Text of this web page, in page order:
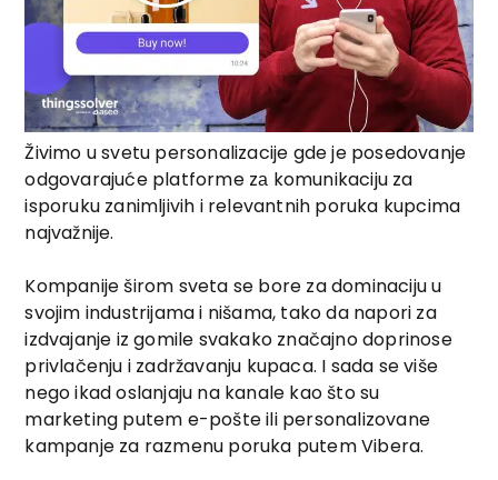
Živimo u svetu personalizacije gde je posedovanje
odgovarajuće platforme zа komunikaciju za
isporuku zanimljivih i relevantnih poruka kupcima
najvažnije.
Kompanije širom sveta se bore za dominaciju u
svojim industrijama i nišama, tako da napori za
izdvajanje iz gomile svakako značajno doprinose
privlačenju i zadržavanju kupaca. I sada se više
nego ikad oslanjaju na kanale kao što su
marketing putem e-pošte ili personalizovane
kampanje za razmenu poruka putem Vibera.